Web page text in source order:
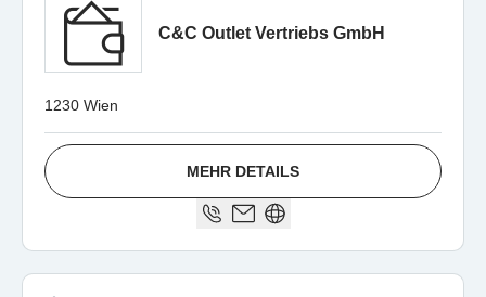
C&C Outlet Vertriebs GmbH
1230 Wien
MEHR DETAILS